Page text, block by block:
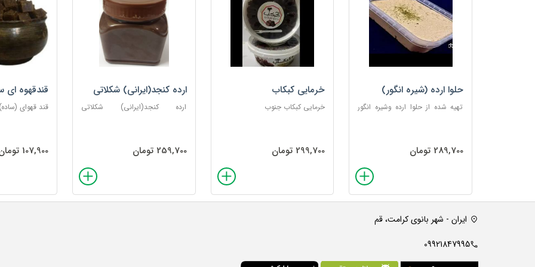
حلوا ارده (شیره انگور)
تهیه شده از حلوا ارده وشیره انگور
289,700 تومان
خرمایی کبکاب
خرمایی کبکاب جنوب
299,700 تومان
ارده کنجد(ایرانی) شکلاتی
ارده کنجد(ایرانی) شکلاتی
259,700 تومان
قندقهوه ای
قند قهو‌ای (ساده) وزن
107,900 تومان
ایران - شهر بانوی کرامت، قم
09921847995